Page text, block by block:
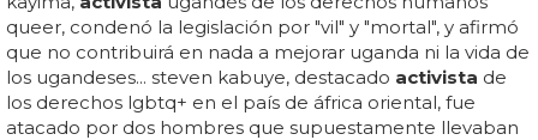
queer, condenó la legislación por "vil" y "mortal", y afirmó
que no contribuirá en nada a mejorar uganda ni la vida de
los ugandeses... steven kabuye, destacado activista de
los derechos lgbtq+ en el país de áfrica oriental, fue
atacado por dos hombres que supuestamente llevaban